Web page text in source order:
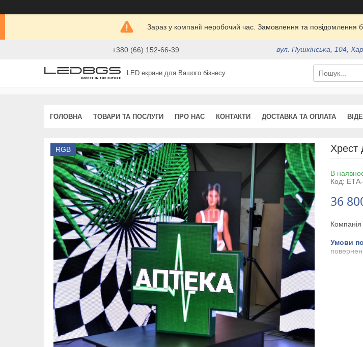
Зараз у компанії неробочий час. Замовлення та повідомлення
+380 (66) 152-66-39 вул. Пушкінська, 104,
LED екрани для Вашого бізнесу
ГОЛОВНА ТОВАРИ ТА ПОСЛУГИ ПРО НАС КОНТАКТИ ДОСТАВКА ТА ОПЛАТА
RGB Хрест
В
Код:
36